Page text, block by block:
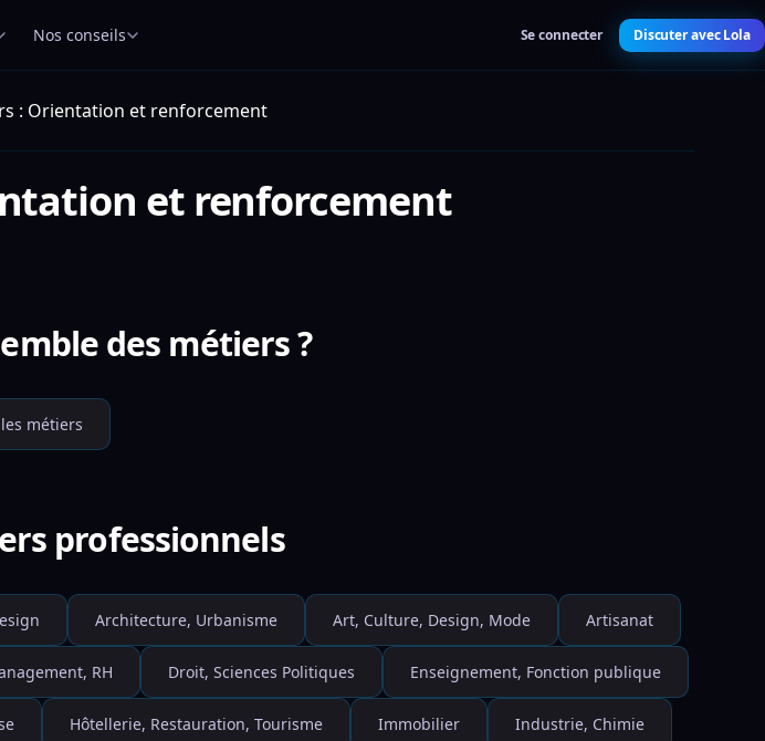
Nos conseils Se connecter Discuter avec Lola
: Orientation et renforcement
et renforcement
des métiers ?
métiers
professionnels
Architecture, Urbanisme Art, Culture, Design, Mode Artisanat
RH Droit, Sciences Politiques Enseignement, Fonction publique
Hôtellerie, Restauration, Tourisme Immobilier Industrie, Chimie